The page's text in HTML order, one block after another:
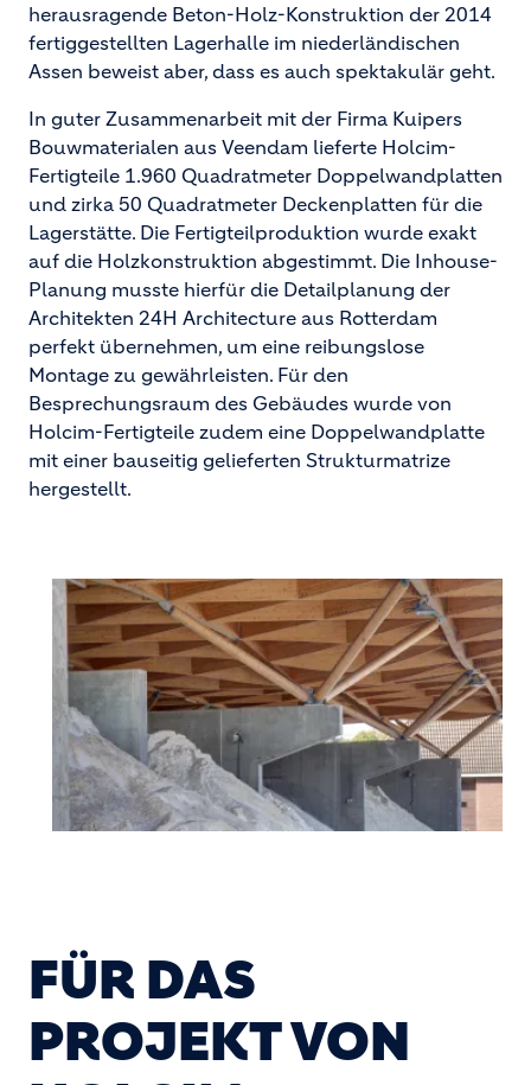
herausragende Beton-Holz-Konstruktion der 2014
fertiggestellten Lagerhalle im niederländischen
Assen beweist aber, dass es auch spektakulär geht.
In guter Zusammenarbeit mit der Firma Kuipers
Bouwmaterialen aus Veendam lieferte Holcim-
Fertigteile 1.960 Quadratmeter Doppelwandplatten
und zirka 50 Quadratmeter Deckenplatten für die
Lagerstätte. Die Fertigteilproduktion wurde exakt
auf die Holzkonstruktion abgestimmt. Die Inhouse-
Planung musste hierfür die Detailplanung der
Architekten 24H Architecture aus Rotterdam
perfekt übernehmen, um eine reibungslose
Montage zu gewährleisten. Für den
Besprechungsraum des Gebäudes wurde von
Holcim-Fertigteile zudem eine Doppelwandplatte
mit einer bauseitig gelieferten Strukturmatrize
hergestellt.
FÜR DAS
PROJEKT VON